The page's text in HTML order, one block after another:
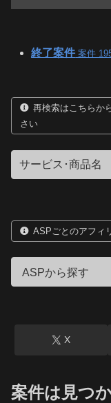
終了案件 案件
再検索はこちらか
さい
ASPごとのアフィ
X
案件は見つ